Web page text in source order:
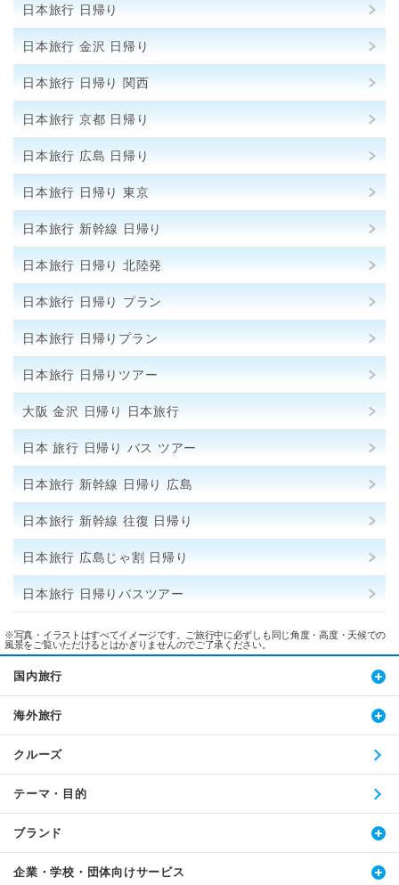
日本旅行 日帰り
日本旅行 金沢 日帰り
日本旅行 日帰り 関西
日本旅行 京都 日帰り
日本旅行 広島 日帰り
日本旅行 日帰り 東京
日本旅行 新幹線 日帰り
日本旅行 日帰り 北陸発
日本旅行 日帰り プラン
日本旅行 日帰りプラン
日本旅行 日帰りツアー
大阪 金沢 日帰り 日本旅行
日本 旅行 日帰り バス ツアー
日本旅行 新幹線 日帰り 広島
日本旅行 新幹線 往復 日帰り
日本旅行 広島じゃ割 日帰り
日本旅行 日帰りバスツアー
※写真・イラストはすべてイメージです。ご旅行中に必ずしも同じ角度・高度・天候での
風景をご覧いただけるとはかぎりませんのでご了承ください。
国内旅行
海外旅行
クルーズ
テーマ・目的
ブランド
企業・学校・団体向けサービス